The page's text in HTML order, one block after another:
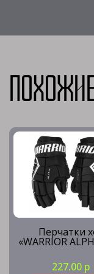
Перчатки
«WARRIOR
227.00 р